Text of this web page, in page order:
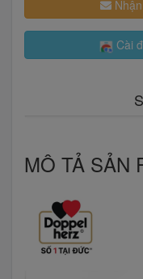
Cài
MÔ TẢ SẢN